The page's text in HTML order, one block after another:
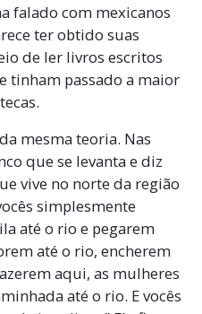
falado com mexicanos
ter obtido suas
de ler livros escritos
tinham passado a maior
mesma teoria. Nas
que se levanta e diz
vive no norte da região
simplesmente
até o rio e pegarem
até o rio, encherem
aqui, as mulheres
até o rio. E vocês